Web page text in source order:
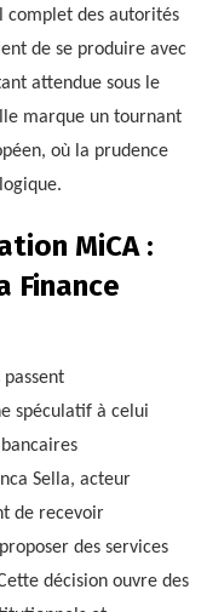
complet des autorités
de se produire avec
attendue sous le
marque un tournant
où la prudence
MiCA :
Finance
spéculatif à celui
Sella, acteur
de recevoir
des services
décision ouvre des